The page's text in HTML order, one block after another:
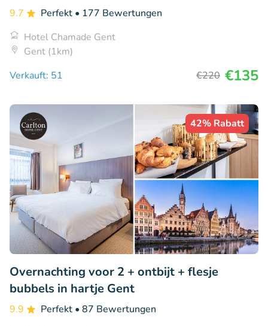
9.7 Perfekt • 177 Bewertungen
Hotel Chamade Gent
Gent (1km)
Verkauft: 51
€220 €135
42% Rabatt
Overnachting voor 2 + ontbijt + flesje
bubbels in hartje Gent
9.9 Perfekt • 87 Bewertungen